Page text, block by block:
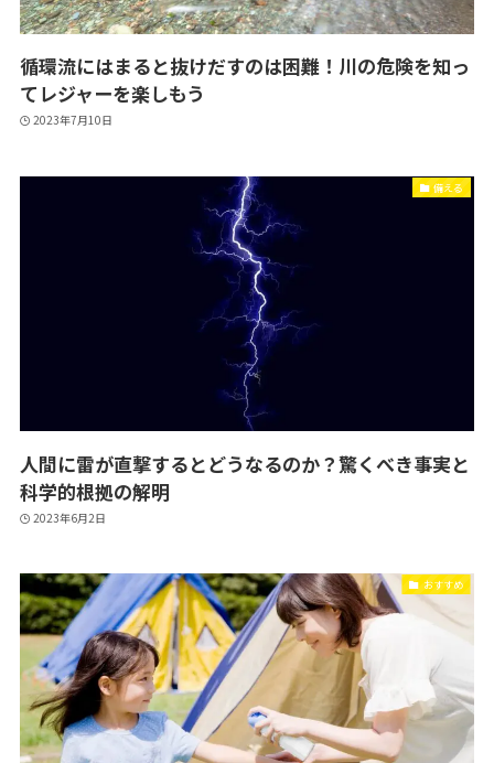
循環流にはまると抜けだすのは困難！川の危険を知っ
てレジャーを楽しもう
2023年7月10日
備える
人間に雷が直撃するとどうなるのか？驚くべき事実と
科学的根拠の解明
2023年6月2日
おすすめ